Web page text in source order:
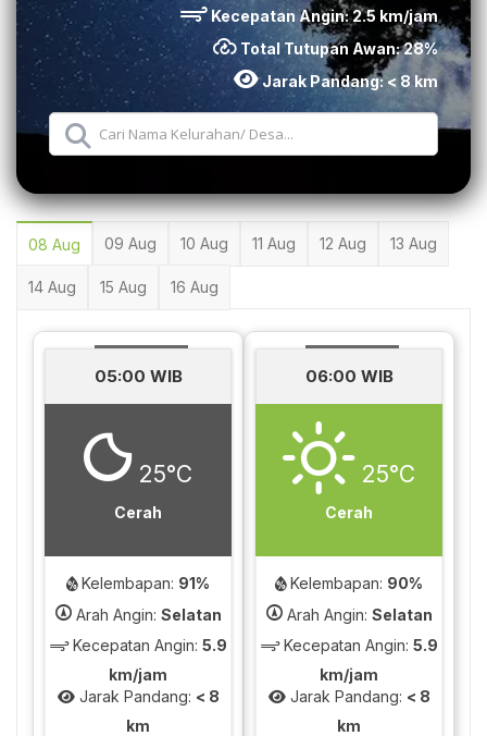
Kecepatan Angin:2.5 km/jam
Total Tutupan Awan:28%
Jarak Pandang:< 8 km
08 Aug 09 Aug 10 Aug 11 Aug 12 Aug 13 Aug
14 Aug 15 Aug 16 Aug
05:00 WIB
25°C
Cerah
Kelembapan: 91%
Arah Angin: Selatan
Kecepatan Angin: 5.9
km/jam
Jarak Pandang: < 8
km
06:00 WIB
25°C
Cerah
Kelembapan: 90%
Arah Angin: Selatan
Kecepatan Angin: 5.9
km/jam
Jarak Pandang: < 8
km